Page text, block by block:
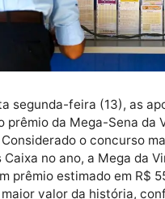
segunda-feira (13),
prêmio da Mega-